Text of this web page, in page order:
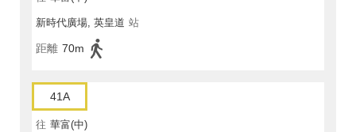
新時代廣場, 英皇道 站
距離 70m
41A
往 華富(中)